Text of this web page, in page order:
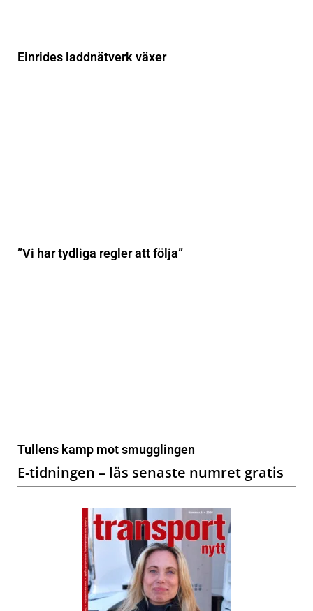
Einrides laddnätverk växer
”Vi har tydliga regler att följa”
Tullens kamp mot smugglingen
E-tidningen – läs senaste numret gratis